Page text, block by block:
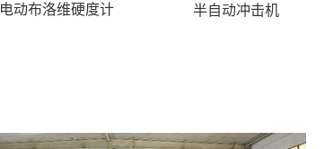
电动布洛维硬度计 半自动冲击机